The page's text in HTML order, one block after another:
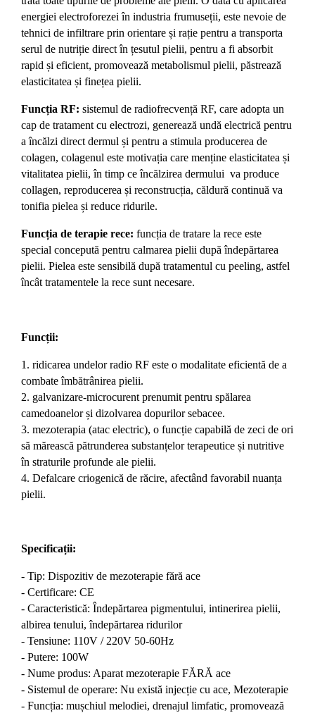
energiei electroforezei în industria frumuseții, este nevoie de
tehnici de infiltrare prin orientare și rație pentru a transporta
serul de nutriție direct în țesutul pielii, pentru a fi absorbit
rapid și eficient, promovează metabolismul pielii, păstrează
elasticitatea și finețea pielii.
Funcția RF: sistemul de radiofrecvență RF, care adopta un
cap de tratament cu electrozi, generează undă electrică pentru
a încălzi direct dermul și pentru a stimula producerea de
colagen, colagenul este motivația care menține elasticitatea și
vitalitatea pielii, în timp ce încălzirea dermului va produce
collagen, reproducerea și reconstrucția, căldură continuă va
tonifia pielea și reduce ridurile.
Funcția de terapie rece: funcția de tratare la rece este
special concepută pentru calmarea pielii după îndepărtarea
pielii. Pielea este sensibilă după tratamentul cu peeling, astfel
încât tratamentele la rece sunt necesare.
Funcții:
1. ridicarea undelor radio RF este o modalitate eficientă de a
combate îmbătrânirea pielii.
2. galvanizare-microcurent prenumit pentru spălarea
camedoanelor și dizolvarea dopurilor sebacee.
3. mezoterapia (atac electric), o funcție capabilă de zeci de ori
să mărească pătrunderea substanțelor terapeutice și nutritive
în straturile profunde ale pielii.
4. Defalcare criogenică de răcire, afectând favorabil nuanța
pielii.
Specificații:
- Tip: Dispozitiv de mezoterapie fără ace
- Certificare: CE
- Caracteristică: Îndepărtarea pigmentului, intinerirea pielii,
albirea tenului, îndepărtarea ridurilor
- Tensiune: 110V / 220V 50-60Hz
- Putere: 100W
- Nume produs: Aparat mezoterapie FĂRĂ ace
- Sistemul de operare: Nu există injecție cu ace, Mezoterapie
- Funcția: mușchiul melodiei, drenajul limfatic, promovează